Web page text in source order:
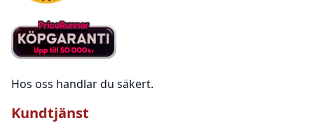
Hos oss handlar du säkert.
Kundtjänst